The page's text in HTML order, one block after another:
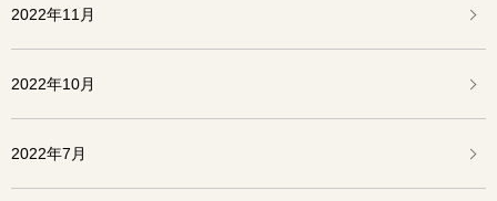
2022年11月
2022年10月
2022年7月